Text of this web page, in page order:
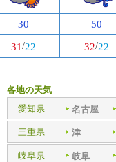
30 50
31/22 32/22
各地の天気
愛知県
名古屋
三重県 津
岐阜県 岐阜